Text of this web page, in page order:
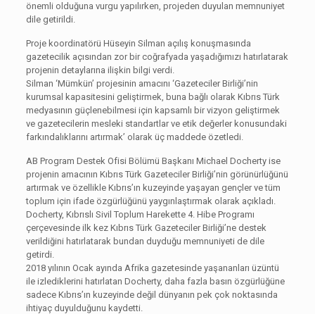
önemli olduğuna vurgu yapılırken, projeden duyulan memnuniyet
dile getirildi.
Proje koordinatörü Hüseyin Silman açılış konuşmasında
gazetecilik açısından zor bir coğrafyada yaşadığımızı hatırlatarak
projenin detaylarına ilişkin bilgi verdi.
Silman ‘Mümkün’ projesinin amacını ‘Gazeteciler Birliği’nin
kurumsal kapasitesini geliştirmek, buna bağlı olarak Kıbrıs Türk
medyasının güçlenebilmesi için kapsamlı bir vizyon geliştirmek
ve gazetecilerin mesleki standartlar ve etik değerler konusundaki
farkındalıklarını artırmak’ olarak üç maddede özetledi.
AB Program Destek Ofisi Bölümü Başkanı Michael Docherty ise
projenin amacının Kıbrıs Türk Gazeteciler Birliği’nin görünürlüğünü
artırmak ve özellikle Kıbrıs’ın kuzeyinde yaşayan gençler ve tüm
toplum için ifade özgürlüğünü yaygınlaştırmak olarak açıkladı.
Docherty, Kıbrıslı Sivil Toplum Harekette 4. Hibe Programı
çerçevesinde ilk kez Kıbrıs Türk Gazeteciler Birliği’ne destek
verildiğini hatırlatarak bundan duyduğu memnuniyeti de dile
getirdi.
2018 yılının Ocak ayında Afrika gazetesinde yaşananları üzüntü
ile izlediklerini hatırlatan Docherty, daha fazla basın özgürlüğüne
sadece Kıbrıs’ın kuzeyinde değil dünyanın pek çok noktasında
ihtiyaç duyulduğunu kaydetti.